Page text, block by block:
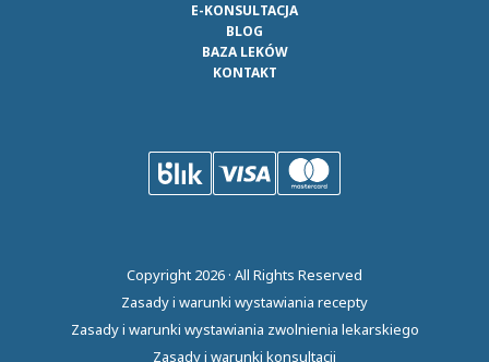
E-KONSULTACJA
BLOG
BAZA LEKÓW
KONTAKT
Copyright 2026 · All Rights Reserved
Zasady i warunki wystawiania recepty
Zasady i warunki wystawiania zwolnienia lekarskiego
Zasady i warunki konsultacji